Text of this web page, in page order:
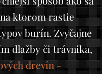
ktorom rastie
burín. Zvyčajne
dlažby či trávnika,
drevín -